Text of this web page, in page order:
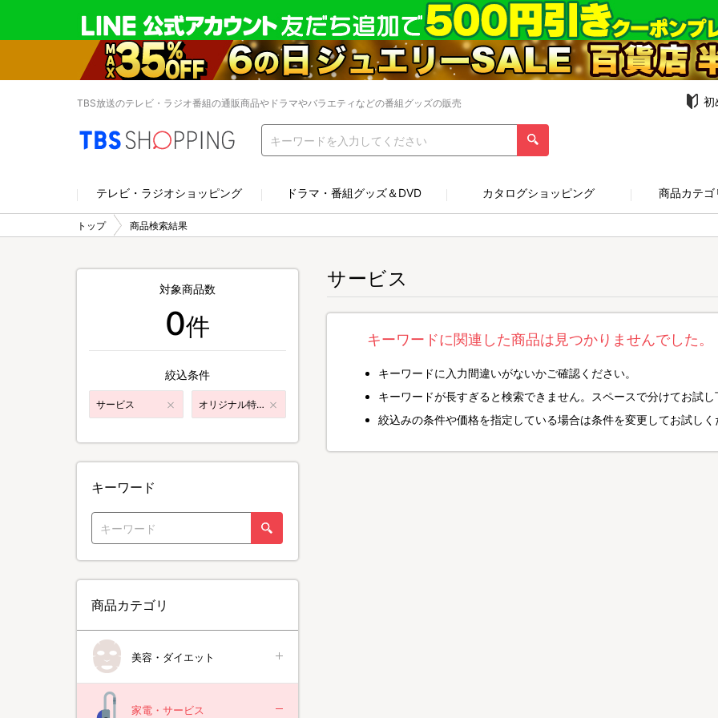
TBS放送のテレビ・ラジオ番組の通販商品やドラマやバラエティなどの番組グッズの販売 初
テレビ・ラジオショッピング ドラマ・番組グッズ＆DVD カタログショッピング 商品カテゴ
トップ 商品検索結果
サービス
キーワードに関連した商品は見つかりませんでした。
キーワードに入力間違いがないかご確認ください。
キーワードが長すぎると検索できません。スペースで分けてお試し
絞込みの条件や価格を指定している場合は条件を変更してお試しく
対象商品数
0件
絞込条件
サービス オリジナル特典付き
キーワード
商品カテゴリ
美容・ダイエット
家電・サービス